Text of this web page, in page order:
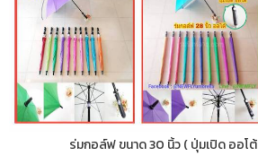
ร่มกอล์ฟ ขนาด 30 นิ้ว ( ปุ่มเปิด ออโต้